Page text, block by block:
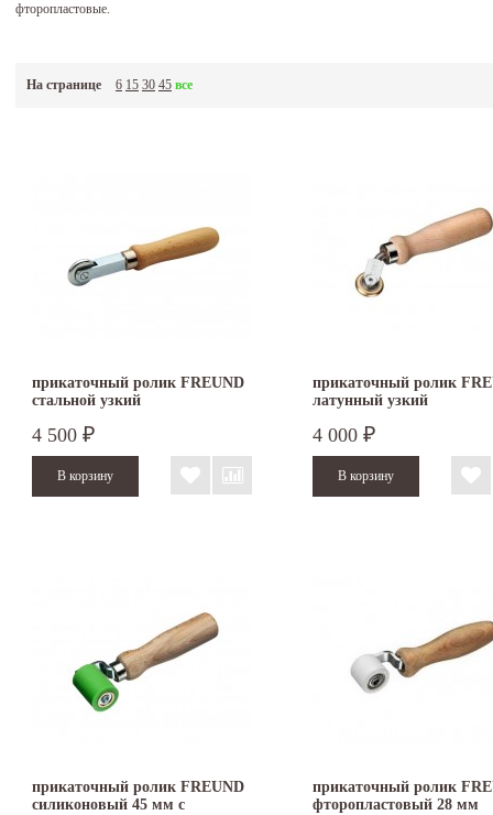
фторопластовые.
На странице 6 15 30 45 все
прикаточный ролик FREUND
стальной узкий
4 500 ₽
прикаточный ролик
латунный узкий
4 000 ₽
прикаточный ролик FREUND
силиконовый 45 мм с
прикаточный ролик
фторопластовый 28 мм